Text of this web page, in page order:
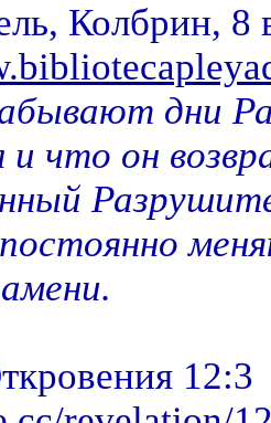
Колбрин, 8
дни
и что он
12:3